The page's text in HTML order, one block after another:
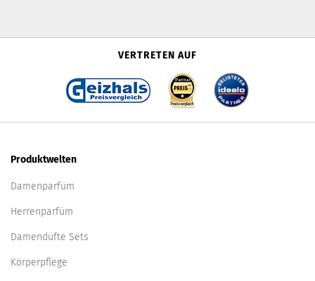
VERTRETEN AUF
Produktwelten
Damenparfüm
Herrenparfüm
Damendüfte Sets
Körperpflege